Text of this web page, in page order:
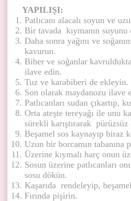
YAPILIŞI:
Patlıcanı alacalı soyun ve
Bir tavada kıymanın suyunu
Daha sonra yağını ve
kavurun.
Biber ve soğanlar
ilave edin.
Tuz ve karabiberi de ekleyin.
Son olarak maydanozu ilave
Patlıcanları sudan çıkartıp,
Orta ateşte tereyağı ile unu
sürekli karıştırarak
Beşamel sos kaynayıp biraz
Uzun bir borcamın tabanına
Üzerine kıymalı harç onun
Sosun üzerine patlıcanları
sosu dökün.
Kaşarıda rendeleyip,
Fırında pişirin.